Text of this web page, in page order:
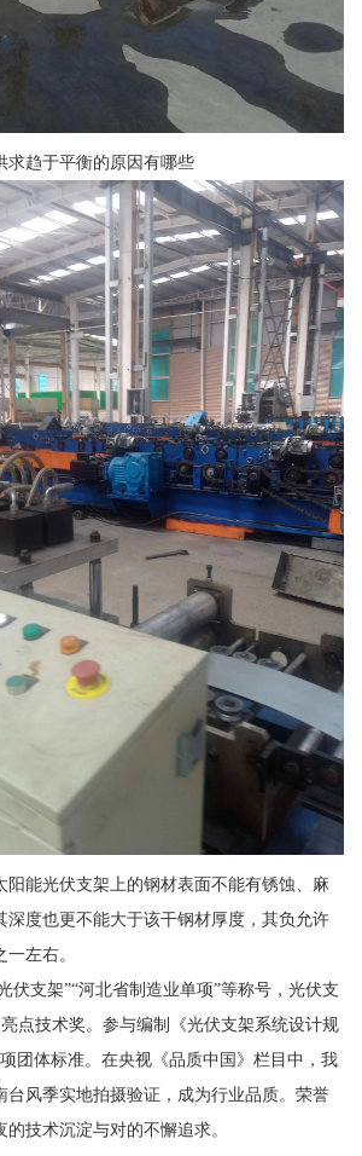
求趋于平衡的原因有哪些
阳能光伏支架上的钢材表面不能有锈蚀、麻
深度也更不能大于该干钢材厚度，其负允许
左右。
伏支架”“河北省制造业单项”等称号，光伏支
点技术奖。参与编制《光伏支架系统设计规
团体标准。在央视《品质中国》栏目中，我
台风季实地拍摄验证，成为行业品质。荣誉
技术沉淀与对的不懈追求。